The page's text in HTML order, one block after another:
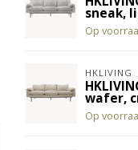
sneak,
Op
HKLIVING
wafer,
Op